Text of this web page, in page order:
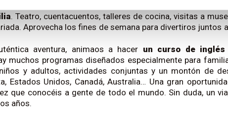
Madrid y Barcelona, puedes encontrar muchas
. Teatro, cuentacuentos, talleres de cocina, visitas a
Aprovecha los fines de semana para divertiros juntos
aventura, animaos a hacer un curso de inglés
muchos programas diseñados especialmente para
y adultos, actividades conjuntas y un montón de
Estados Unidos, Canadá, Australia… Una gran
que conocéis a gente de todo el mundo. Sin duda, un
años.